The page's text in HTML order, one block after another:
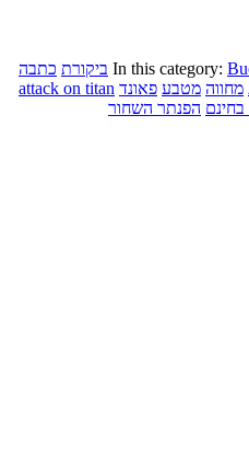
In this category: ביקורת כתבה
מחווה מטבע פאונד attack on titan
הפנתר השחור